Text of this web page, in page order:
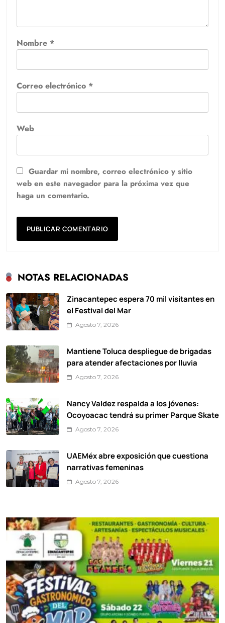
Nombre *
Correo electrónico *
Web
Guardar mi nombre, correo electrónico y sitio
web en este navegador para la próxima vez que
haga un comentario.
NOTAS RELACIONADAS
Zinacantepec espera 70 mil visitantes en
el Festival del Mar
Agosto 7, 2026
Mantiene Toluca despliegue de brigadas
para atender afectaciones por lluvia
Agosto 7, 2026
Nancy Valdez respalda a los jóvenes:
Ocoyoacac tendrá su primer Parque Skate
Agosto 7, 2026
UAEMéx abre exposición que cuestiona
narrativas femeninas
Agosto 7, 2026